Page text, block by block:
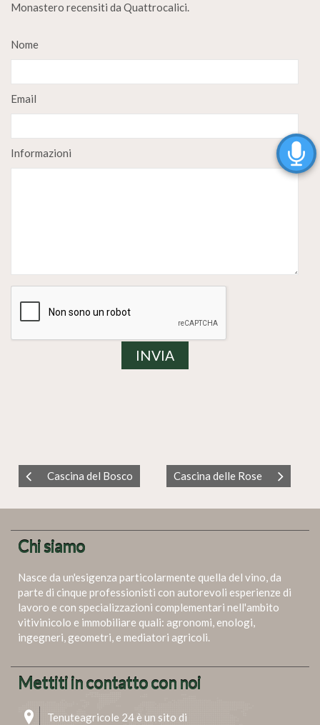
Monastero recensiti da Quattrocalici.
Nome
Email
Informazioni
Cascina del Bosco Cascina delle Rose
Chi siamo
Nasce da un'esigenza particolarmente quella del vino, da
parte di cinque professionisti con autorevoli esperienze di
lavoro e con specializzazioni complementari nell'ambito
vitivinicolo e immobiliare quali: agronomi, enologi,
ingegneri, geometri, e mediatori agricoli.
Mettiti in contatto con noi
Tenuteagricole 24 è un sito di